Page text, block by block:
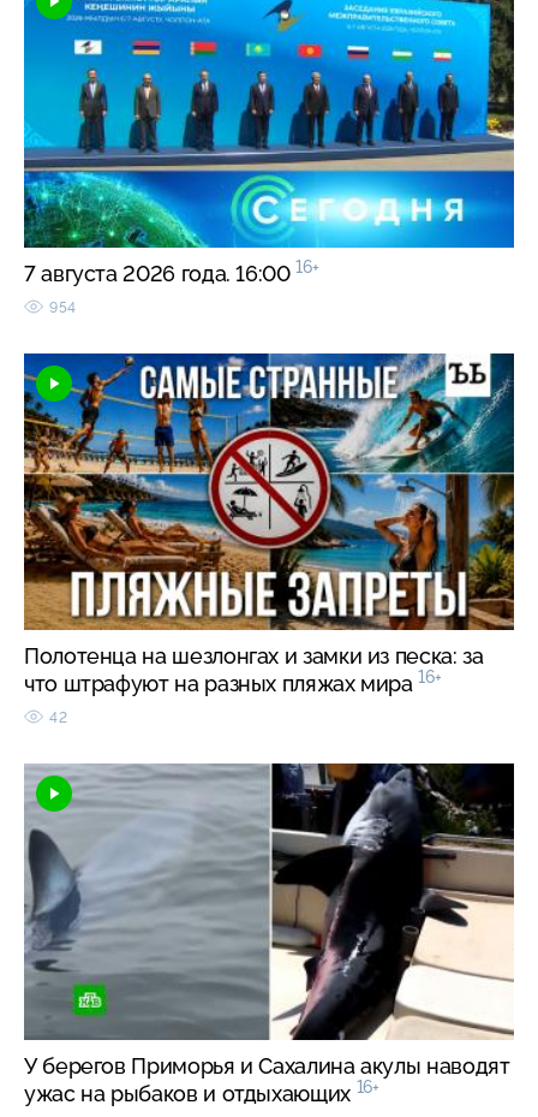
7 августа 2026 года. 16:00 16+
954
Полотенца на шезлонгах и замки из песка: за
что штрафуют на разных пляжах мира 16+
42
У берегов Приморья и Сахалина акулы наводят
ужас на рыбаков и отдыхающих 16+